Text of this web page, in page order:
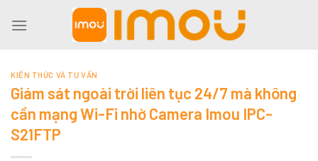
KIẾN THỨC VÀ TƯ VẤN
Giám sát ngoài trời liên tục 24/7 mà không
cần mạng Wi-Fi nhờ Camera Imou IPC-
S21FTP